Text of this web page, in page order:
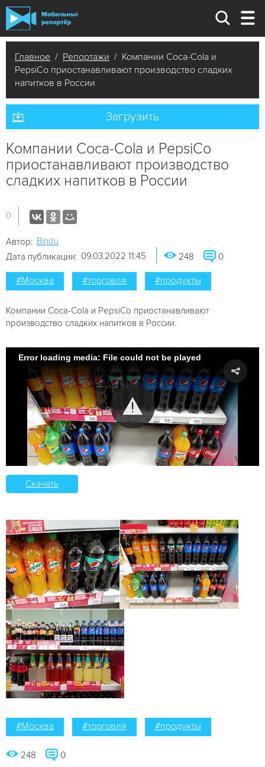
Главное / Репортажи / Компании Coca-Cola и
PepsiCo приостанавливают производство сладких
напитков в России
Загрузить
Компании Coca-Cola и PepsiCo
приостанавливают производство
сладких напитков в России
0
Автор: Bindu
Дата публикации: 09.03.2022 11:45 248 0
#Москва #торговля #продукты
Компании Coca-Cola и PepsiCo приостанавливают
производство сладких напитков в России.
Error loading media: File could not be played
Скачать
#Москва #торговля #продукты
248 0